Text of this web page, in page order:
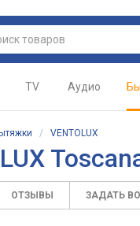
TV Аудио
/ VENTOLUX
ОТЗЫВЫ ЗАДАТЬ